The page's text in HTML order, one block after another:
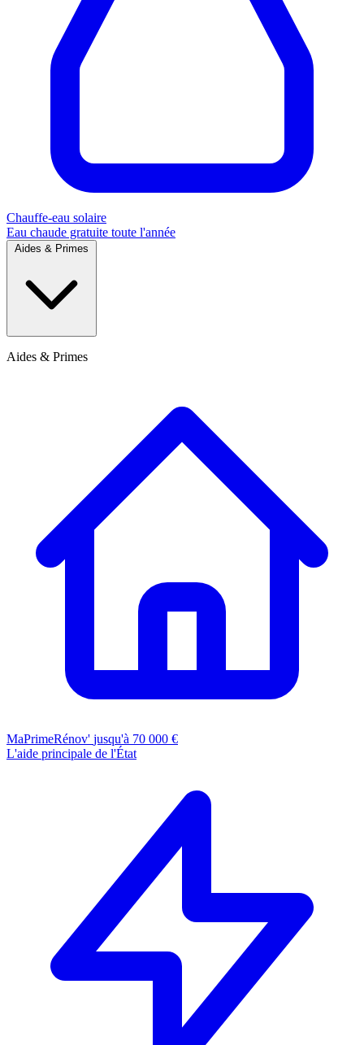
Chauffe-eau solaire
Eau chaude gratuite toute l'année
Aides & Primes
MaPrimeRénov' jusqu'à 70 000 €
L'aide principale de l'État